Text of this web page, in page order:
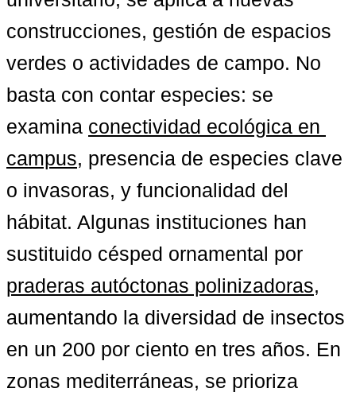
construcciones, gestión de espacios
verdes o actividades de campo. No
basta con contar especies: se
examina conectividad ecológica en
campus, presencia de especies clave
o invasoras, y funcionalidad del
hábitat. Algunas instituciones han
praderas autóctonas polinizadoras,
aumentando la diversidad de insectos
en un 200 por ciento en tres años. En